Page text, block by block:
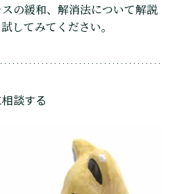
の緩和、解消法について解説
してみてください。
談する